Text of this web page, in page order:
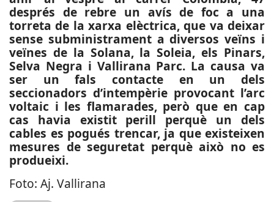
després de rebre un avís de foc a una
torreta de la xarxa elèctrica, que va deixar
sense subministrament a diversos veïns i
veïnes de la Solana, la Soleia, els Pinars,
Selva Negra i Vallirana Parc. La causa va
ser un fals contacte en un dels
seccionadors d’intempèrie provocant l’arc
voltaic i les flamarades, però que en cap
cas havia existit perill perquè un dels
cables es pogués trencar, ja que existeixen
mesures de seguretat perquè això no es
produeixi.
Foto: Aj. Vallirana